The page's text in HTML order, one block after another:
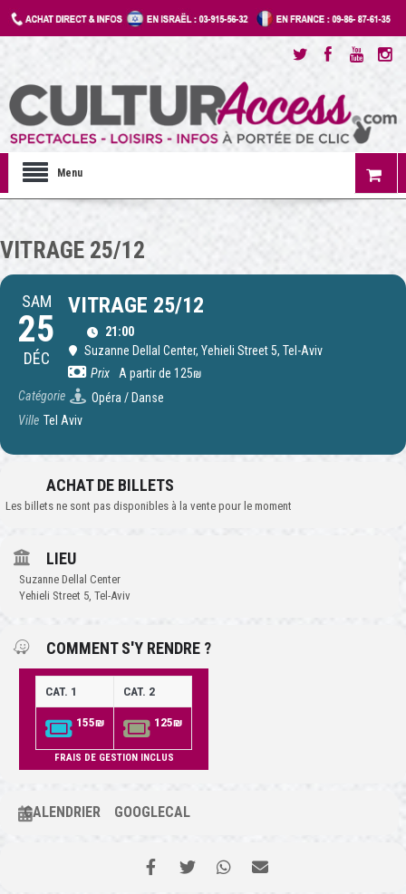
Menu
VITRAGE 25/12
SAM
25
DÉC
VITRAGE 25/12
21:00
Suzanne Dellal Center, Yehieli Street 5, Tel-Aviv
Prix
A partir de 125₪
Catégorie
Opéra / Danse
Ville Tel Aviv
ACHAT DE BILLETS
Les billets ne sont pas disponibles à la vente pour le moment
LIEU
Suzanne Dellal Center
Yehieli Street 5, Tel-Aviv
COMMENT S'Y RENDRE ?
CAT. 1 CAT. 2
155₪ 125₪
FRAIS DE GESTION INCLUS
CALENDRIER GOOGLECAL